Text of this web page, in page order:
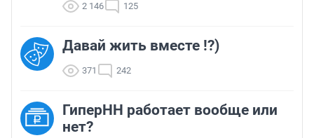
2 146 125
Давай жить вместе !?)
371 242
ГиперНН работает вообще или
нет?